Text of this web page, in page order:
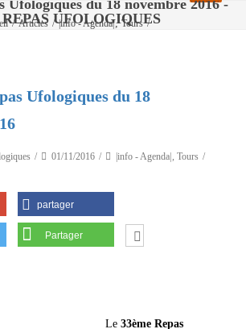
Ufologiques du 18 novembre 2016 -
UFOLOGIQUES
/ Articles / |info - Agenda|,Tours /
Ufologiques du 18
01/11/2016 |info - Agenda| , Tours
partager
Partager
Le 33ème Repas